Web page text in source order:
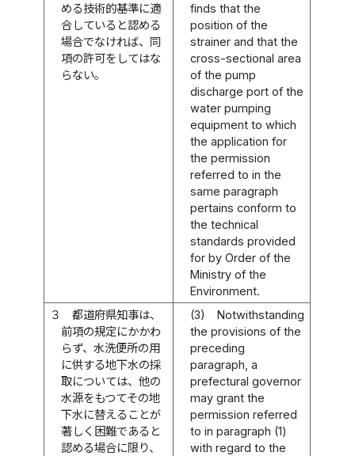
める技術的基準に適
合していると認める
場合でなければ、同
項の許可をしてはな
らない。
finds that the
position of the
strainer and that the
cross-sectional area
of the pump
discharge port of the
water pumping
equipment to which
the application for
the permission
referred to in the
same paragraph
pertains conform to
the technical
standards provided
for by Order of the
Ministry of the
Environment.
３
都道府県知事は、
前項の規定にかかわ
らず、水洗便所の用
に供する地下水の採
取については、他の
水源をもつてその地
下水に替えることが
著しく困難であると
認める場合に限り、
(3)
Notwithstanding
the provisions of the
preceding
paragraph, a
prefectural governor
may grant the
permission referred
to in paragraph (1)
with regard to the